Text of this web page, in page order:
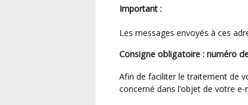
Important :
Les messages envoyés à ces
Consigne obligatoire : numéro
Afin de faciliter le traitement de
concerné dans l’objet de votre e-